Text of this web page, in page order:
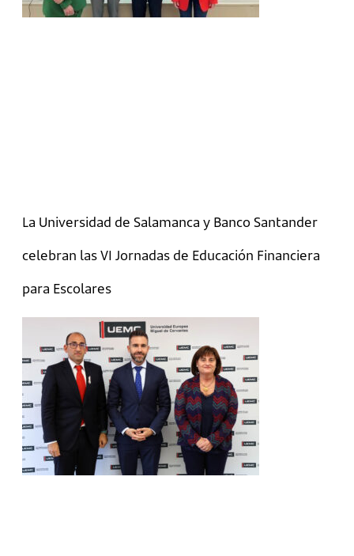
La Universidad de Salamanca y Banco Santander
celebran las VI Jornadas de Educación Financiera
para Escolares